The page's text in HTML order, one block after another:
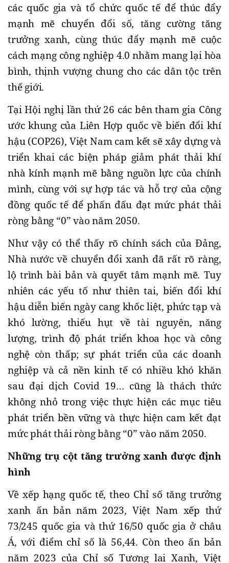
các quốc gia và tổ chức quốc tế để thúc đẩy
mạnh mẽ chuyển đổi số, tăng cường tăng
trưởng xanh, cùng thúc đẩy mạnh mẽ cuộc
cách mạng công nghiệp 4.0 nhằm mang lại hòa
bình, thịnh vượng chung cho các dân tộc trên
thế giới.
Tại Hội nghị lần thứ 26 các bên tham gia Công
ước khung của Liên Hợp quốc về biến đổi khí
hậu (COP26), Việt Nam cam kết sẽ xây dựng và
triển khai các biện pháp giảm phát thải khí
nhà kính mạnh mẽ bằng nguồn lực của chính
mình, cùng với sự hợp tác và hỗ trợ của cộng
đồng quốc tế để phấn đấu đạt mức phát thải
ròng bằng “0” vào năm 2050.
Như vậy có thể thấy rõ chính sách của Đảng,
Nhà nước về chuyển đổi xanh đã rất rõ ràng,
lộ trình bài bản và quyết tâm mạnh mẽ. Tuy
nhiên các yếu tố như thiên tai, biến đổi khí
hậu diễn biến ngày cang khốc liệt, phức tạp và
khó lường, thiếu hụt về tài nguyên, năng
lượng, trình độ phát triển khoa học và công
nghệ còn thấp; sự phát triển của các doanh
nghiệp và cả nền kinh tế có nhiều khó khăn
sau đại dịch Covid 19… cũng là thách thức
không nhỏ trong việc thực hiện các mục tiêu
phát triển bền vững và thực hiện cam kết đạt
mức phát thải ròng bằng “0” vào năm 2050.
Những trụ cột tăng trưởng xanh được định
hình
Về xếp hạng quốc tế, theo Chỉ số tăng trưởng
xanh ấn bản năm 2023, Việt Nam xếp thứ
73/245 quốc gia và thứ 16/50 quốc gia ở châu
Á, với điểm chỉ số là 56,44. Còn theo ấn bản
năm 2023 của Chỉ số Tương lai Xanh, Việt